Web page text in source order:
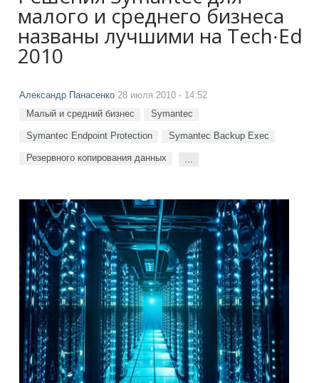
малого и среднего бизнеса
названы лучшими на Tech∙Ed
2010
Александр Панасенко 28 июля 2010 - 14:52
Малый и средний бизнес Symantec
Symantec Endpoint Protection Symantec Backup Exec
Резервного копирования данных ...